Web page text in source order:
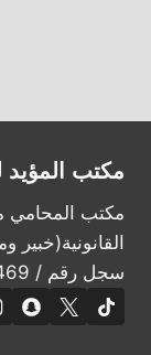
مكتب المؤيد
مكتب المحامي
سجل رقم / 7041552469 - ترخيص رقم / 451105